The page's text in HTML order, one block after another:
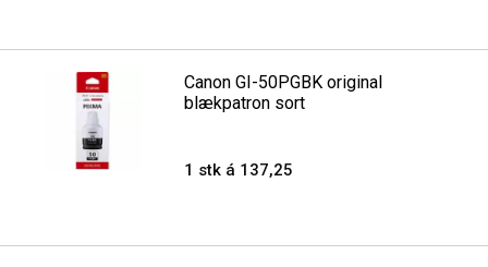
Canon GI-50PGBK original
blækpatron sort
1 stk á 137,25